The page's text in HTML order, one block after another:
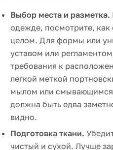
Выбор места и разметка.
одежде, посмотрите, как
целом. Для формы или
уставом или
требования к
легкой меткой
мылом или
должна быть едва
видно.
Подготовка ткани.
чистый и сухой. Лучше